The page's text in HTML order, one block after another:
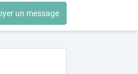
un message